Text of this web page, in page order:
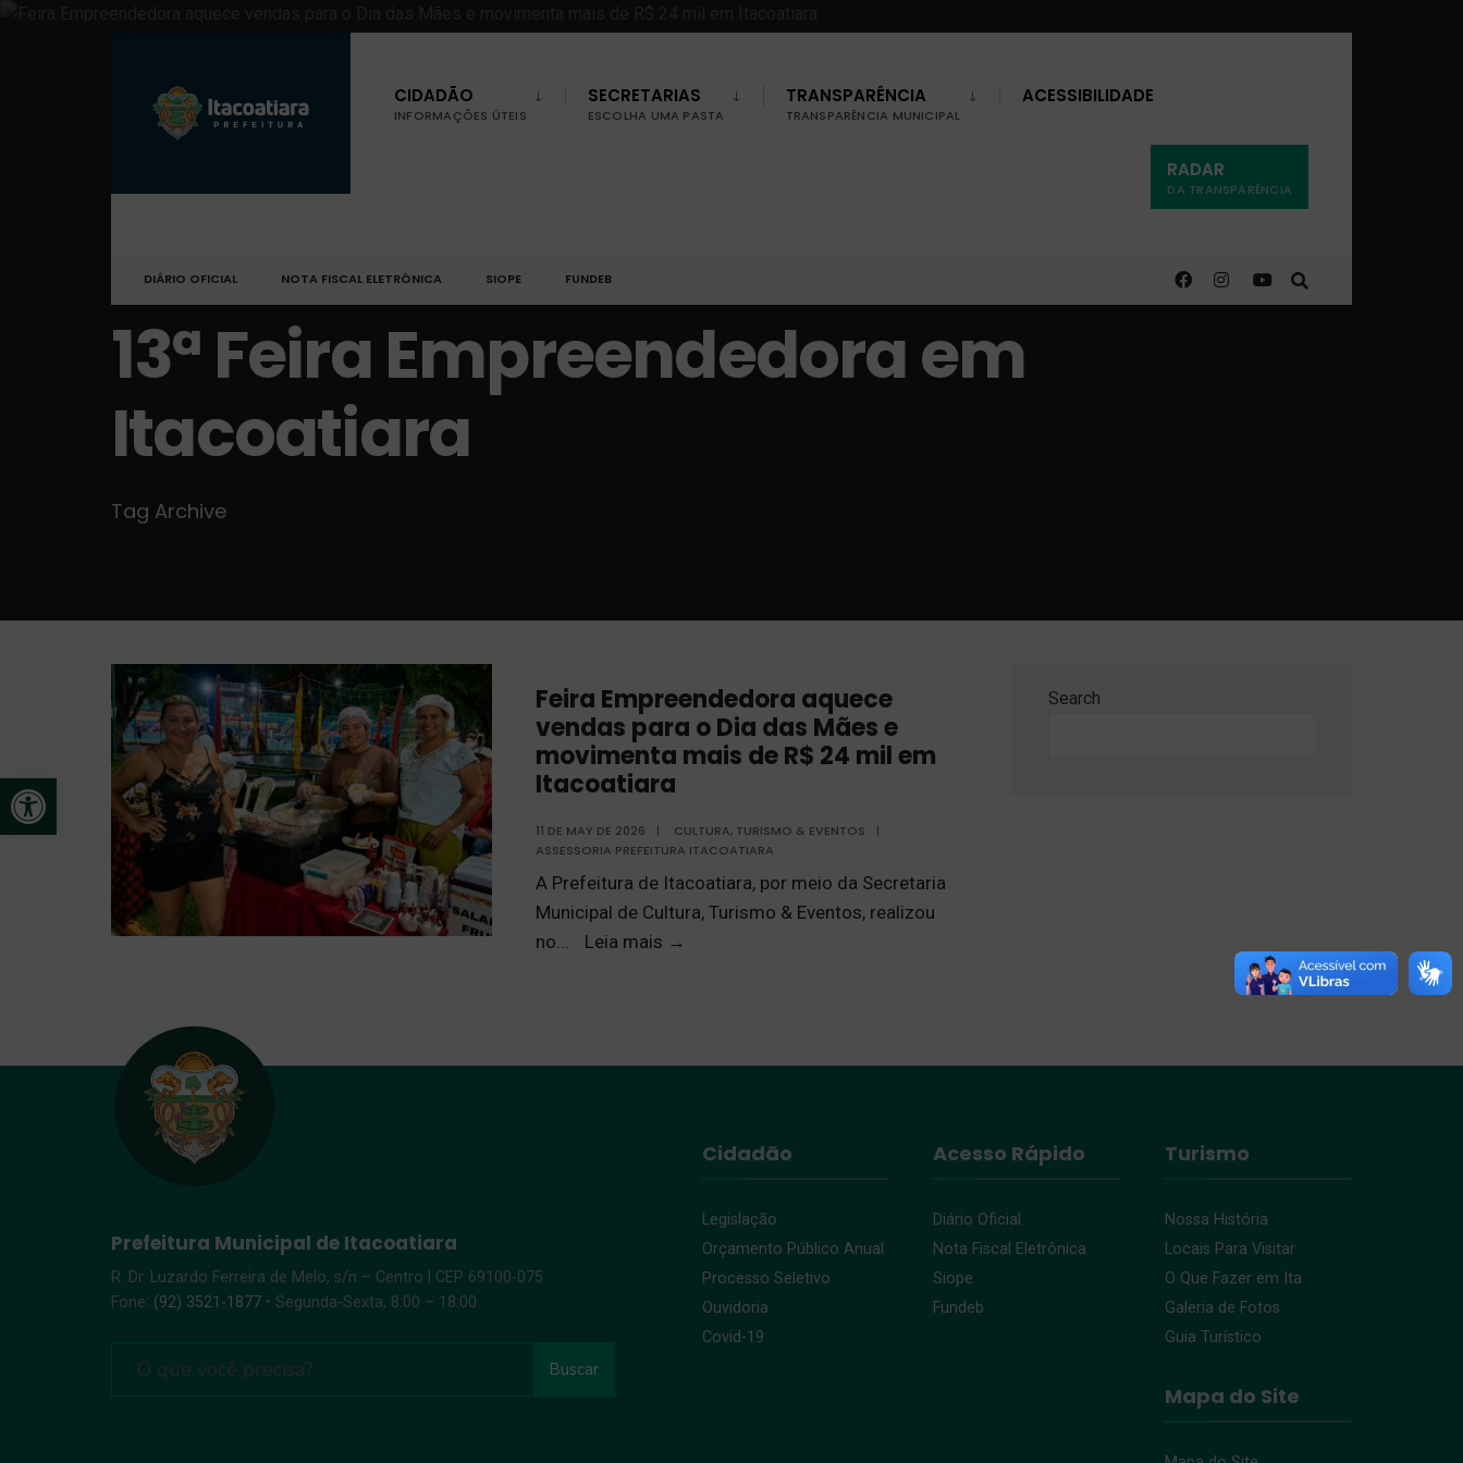
Open toolbar
CIDADÃO
INFORMAÇÕES ÚTEIS
SECRETARIAS
ESCOLHA UMA PASTA
TRANSPARÊNCIA
TRANSPARÊNCIA MUNICIPAL
ACESSIBILIDADE
RADAR
DA TRANSPARÊNCIA
DIÁRIO OFICIAL NOTA FISCAL ELETRÔNICA SIOPE FUNDEB
13ª Feira Empreendedora em
Itacoatiara
Tag Archive
Feira Empreendedora aquece
vendas para o Dia das Mães e
movimenta mais de R$ 24 mil em
Itacoatiara
11 DE MAY DE 2026 | CULTURA, TURISMO & EVENTOS
|
ASSESSORIA PREFEITURA ITACOATIARA
A Prefeitura de Itacoatiara, por meio da Secretaria
Municipal de Cultura, Turismo & Eventos, realizou
no... Leia mais →
Search
Prefeitura Municipal de Itacoatiara
R. Dr. Luzardo Ferreira de Melo, s/n – Centro | CEP 69100-075
Fone: (92) 3521-1877 • Segunda-Sexta, 8:00 – 18:00
Buscar
Cidadão
Legislação
Orçamento Público Anual
Processo Seletivo
Ouvidoria
Covid-19
Acesso Rápido
Diário Oficial
Nota Fiscal Eletrônica
Siope
Fundeb
Turismo
Nossa História
Locais Para Visitar
O Que Fazer em Ita
Galeria de Fotos
Guia Turístico
Mapa do Site